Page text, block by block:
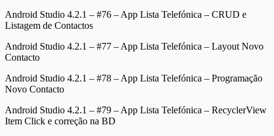
Android Studio 4.2.1 – #76 – App Lista Telefónica – CRUD e
Listagem de Contactos
Android Studio 4.2.1 – #77 – App Lista Telefónica – Layout Novo
Contacto
Android Studio 4.2.1 – #78 – App Lista Telefónica – Programação
Novo Contacto
Android Studio 4.2.1 – #79 – App Lista Telefónica – RecyclerView
Item Click e correção na BD